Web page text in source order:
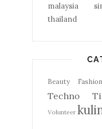
malaysia
thailand
Beauty Fashion
Techno
Volunteer